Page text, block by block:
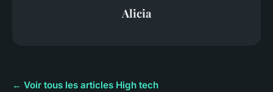
Alicia
← Voir tous les articles High tech